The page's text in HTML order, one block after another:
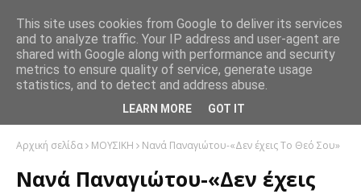
Αρχική σελίδα ΜΟΥΣΙΚΗ Νανά Παναγιώτου-«Δεν έχεις Το Θεό Σου»
Νανά Παναγιώτου-«Δεν έχεις
This site uses cookies from Google to deliver its services
and to analyze traffic. Your IP address and user-agent are
shared with Google along with performance and security
metrics to ensure quality of service, generate usage
statistics, and to detect and address abuse.
LEARN MORE GOT IT